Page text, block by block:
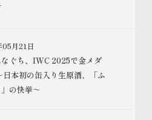
月21日
ぐち、IWC 2025で金メダ
日本初の缶入り生原酒、「ふ
の快挙～